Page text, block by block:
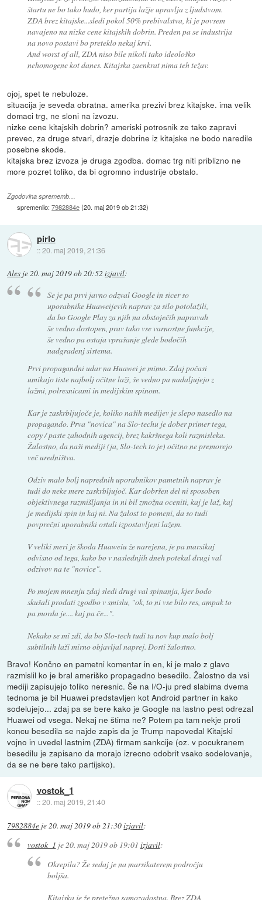
štartu ne bo tako hudo, ker partija lažje upravlja z ljudstvom.
ZDA brez kitajske...sledi pokol 50% prebivalstva, ki je povsem
navajeno na nizke cene kitajskih dobrin. Preden pa se industrija
na novo postavi bo preteklo nekaj krvi.
And worst of all, ZDA niso bile nikoli tako ideološko
nehomogene kot danes. Kitajska zaenkrat nima teh težav.
ojoj, spet te nebuloze.
situacija je seveda obratna. amerika prezivi brez kitajske. ima velik
domaci trg, ne sloni na izvozu.
nizke cene kitajskih dobrin? ameriski potrosnik ze tako zapravi
prevec, za druge stvari, drazje dobrine iz kitajske ne bodo naredile
posebne skode.
kitajska brez izvoza je druga zgodba. domac trg niti priblizno ne
more pozret toliko, da bi ogromno industrije obstalo.
Zgodovina sprememb…
spremenilo:7982884e(20. maj 2019 ob 21:32)
pirlo
::20. maj 2019, 21:36
Ales je20. maj 2019 ob 20:52 izjavil:
Se je pa prvi javno odzval Google in sicer so
uporabnike Huaweijevih naprav za silo potolažili,
da bo Google Play za njih na obstoječih napravah
še vedno dostopen, prav tako vse varnostne funkcije,
še vedno pa ostaja vprašanje glede bodočih
nadgradenj sistema.
Prvi propagandni udar na Huawei je mimo. Zdaj počasi
umikajo tiste najbolj očitne laži, še vedno pa nadaljujejo z
lažmi, polresnicami in medijskim spinom.
Kar je zaskrbljujoče je, koliko naših medijev je slepo nasedlo na
propagando. Prva "novica" na Slo-techu je dober primer tega,
copy / paste zahodnih agencij, brez kakršnega koli razmisleka.
Žalostno, da naši mediji (ja, Slo-tech to je) očitno ne premorejo
več uredništva.
Odziv malo bolj naprednih uporabnikov pametnih naprav je
tudi do neke mere zaskrbljujoč. Kar dobršen del ni sposoben
objektivnega razmišljanja in ni bil zmožna oceniti, kaj je laž, kaj
je medijski spin in kaj ni. Na žalost to pomeni, da so tudi
povprečni uporabniki ostali izpostavljeni lažem.
V veliki meri je škoda Huaweiu že narejena, je pa marsikaj
odvisno od tega, kako bo v naslednjih dneh potekal drugi val
odzivov na te "novice".
Po mojem mnenju zdaj sledi drugi val spinanja, kjer bodo
skušali prodati zgodbo v smislu, "ok, to ni vse bilo res, ampak to
pa morda je.... kaj pa če...".
Nekako se mi zdi, da bo Slo-tech tudi ta nov kup malo bolj
subtilnih laži mirno objavljal naprej. Dosti žalostno.
Bravo! Končno en pametni komentar in en, ki je malo z glavo
razmislil ko je bral ameriško propagadno besedilo. Žalostno da vsi
mediji zapisujejo toliko neresnic. Še na I/O-ju pred slabima dvema
tednoma je bil Huawei predstavljen kot Android partner in kako
sodelujejo... zdaj pa se bere kako je Google na lastno pest odrezal
Huawei od vsega. Nekaj ne štima ne? Potem pa tam nekje proti
koncu besedila se najde zapis da je Trump napovedal Kitajski
vojno in uvedel lastnim (ZDA) firmam sankcije (oz. v pocukranem
besedilu je zapisano da morajo izrecno odobrit vsako sodelovanje,
da se ne bere tako partijsko).
vostok_1
::20. maj 2019, 21:40
7982884e je20. maj 2019 ob 21:30izjavil:
vostok_1 je20. maj 2019 ob 19:01 izjavil:
Okrepila? Že sedaj je na marsikaterem področju
boljša.
Kitajska je že pretežno samozadostna. Brez ZDA,